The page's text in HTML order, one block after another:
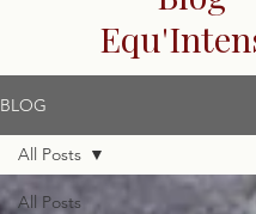
BLOG
All Posts
All Posts